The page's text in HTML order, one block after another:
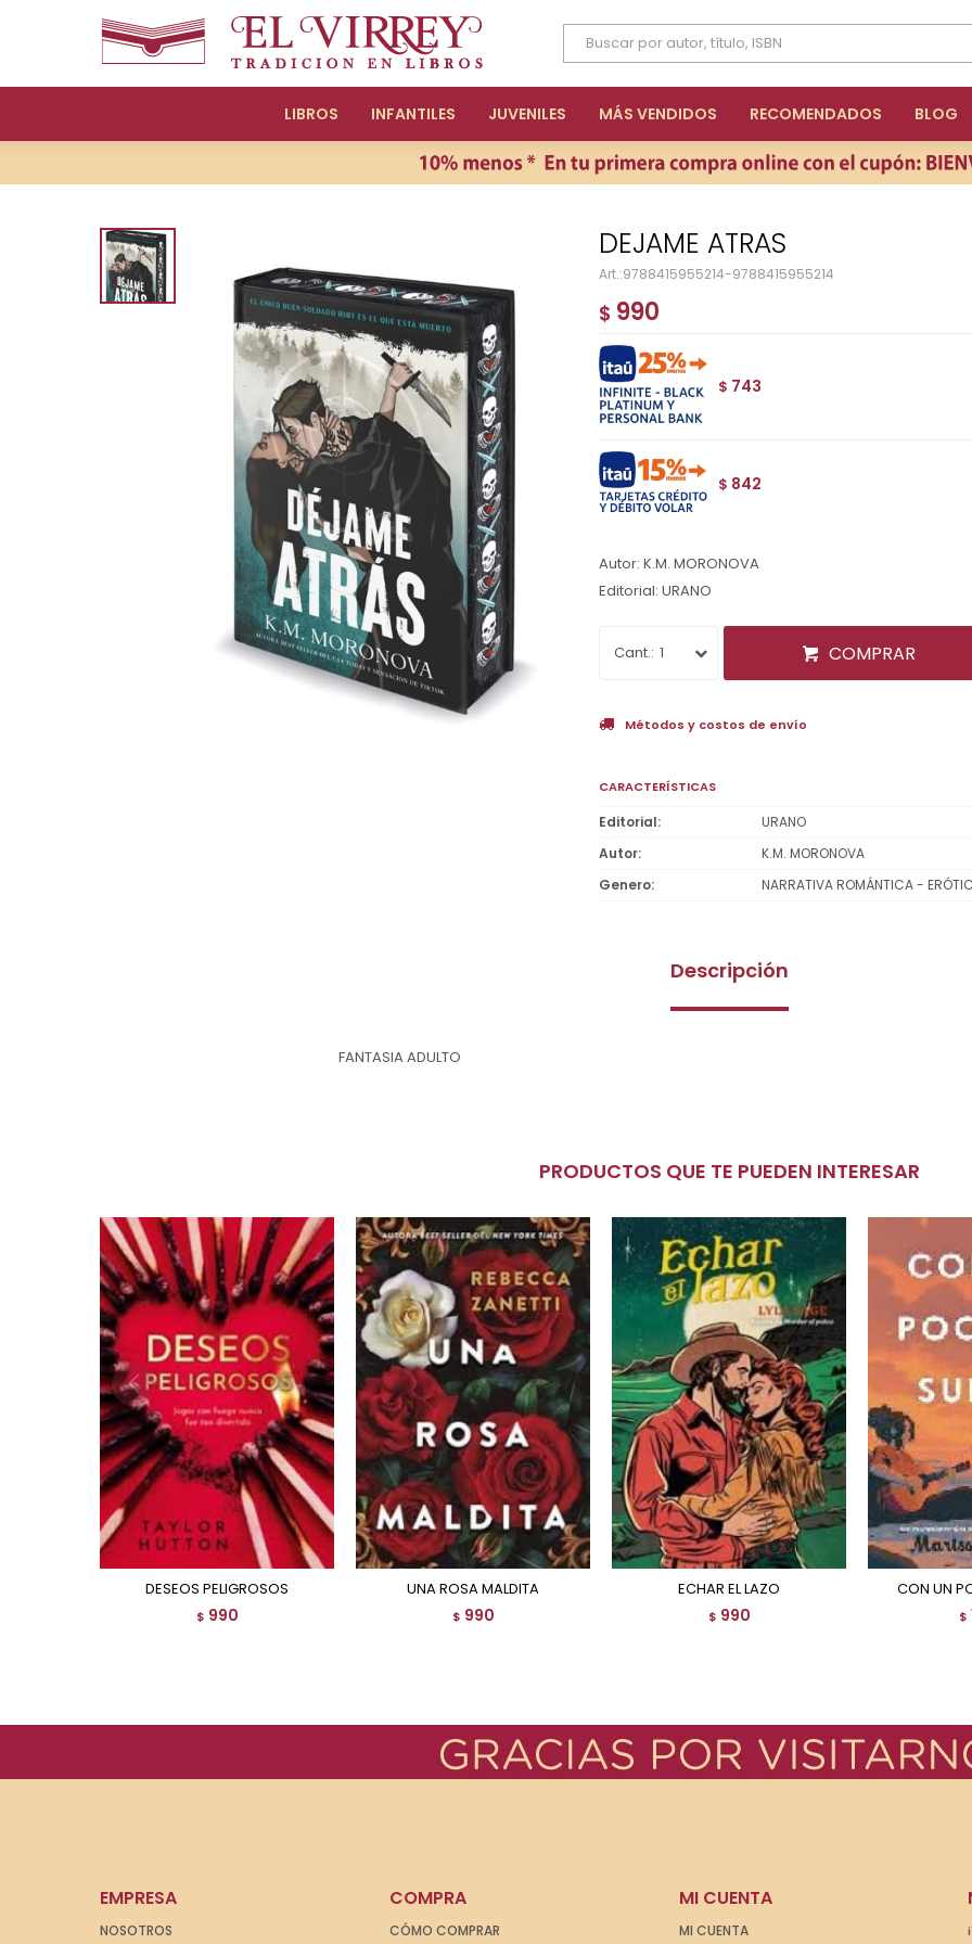
LIBROS INFANTILES JUVENILES MÁS VENDIDOS RECOMENDADOS BLOG
DEJAME ATRAS
9788415955214-9788415955214
$ 990
$ 743
$ 842
Autor: K.M. MORONOVA
Editorial: URANO
1 COMPRAR
Métodos y costos de envío
CARACTERÍSTICAS
Editorial
URANO
Autor
K.M. MORONOVA
Genero
NARRATIVA ROMÁNTICA -
Descripción
FANTASIA ADULTO
PRODUCTOS QUE TE PUEDEN INTERESAR
DESEOS PELIGROSOS
$ 990
UNA ROSA MALDITA
$ 990
ECHAR EL LAZO
$ 990
CON UN
$
EMPRESA
NOSOTROS
COMPRA
CÓMO COMPRAR
MI CUENTA
MI CUENTA